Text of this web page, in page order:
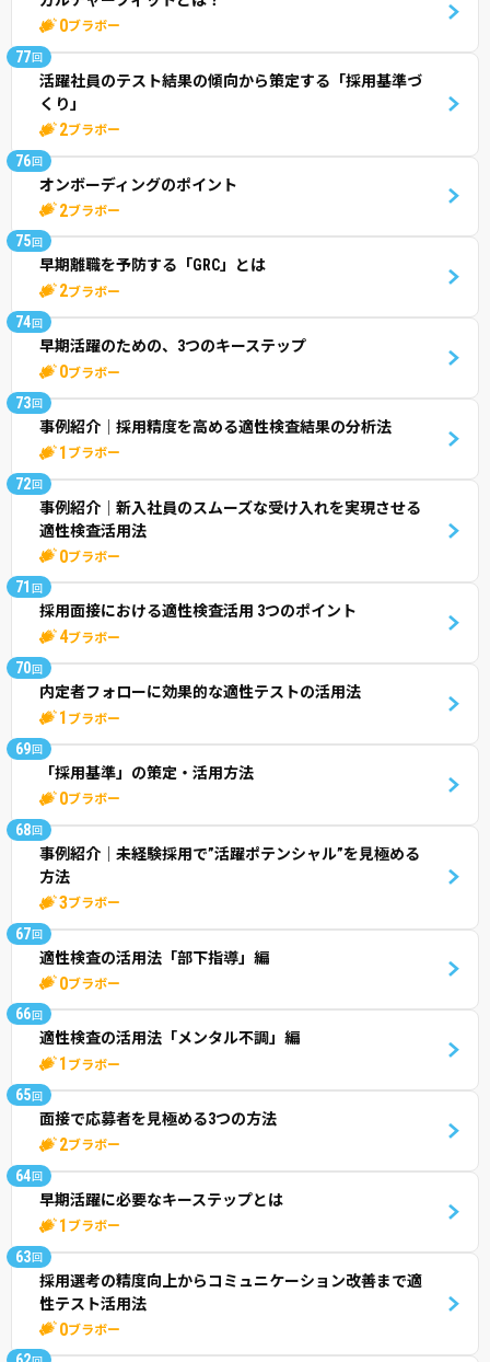
0ブラボー
77回
活躍社員のテスト結果の傾向から策定する「採用基準づ
くり」
2ブラボー
76回
オンボーディングのポイント
2ブラボー
75回
早期離職を予防する「GRC」とは
2ブラボー
74回
早期活躍のための、3つのキーステップ
0ブラボー
73回
事例紹介│採用精度を高める適性検査結果の分析法
1 ブラボー
72回
事例紹介│新入社員のスムーズな受け入れを実現させる
適性検査活用法
0ブラボー
71 回
採用面接における適性検査活用 3つのポイント
4ブラボー
70回
内定者フォローに効果的な適性テストの活用法
1 ブラボー
69回
「採用基準」の策定・活用方法
0ブラボー
68回
事例紹介│未経験採用で”活躍ポテンシャル”を見極める
方法
3ブラボー
67回
適性検査の活用法「部下指導」編
0ブラボー
66回
適性検査の活用法「メンタル不調」編
1 ブラボー
65回
面接で応募者を見極める3つの方法
2ブラボー
64回
早期活躍に必要なキーステップとは
1 ブラボー
63回
採用選考の精度向上からコミュニケーション改善まで適
性テスト活用法
0ブラボー